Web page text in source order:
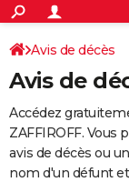
ACTUALITÉS
Politique
Société
Faits Divers
Education
Monde
Villes
+
SPORT
Coupe du monde
Football
Tennis
Cyclisme
Rugby
Forum
Programme TV
TNT
Streaming
Cinéma
Sorties cinéma
Musique
+FINANCE
Retraite
Epargne
Immobilier
Risques naturels
Banque
Assurance
AUTO
Avis de décès
Avis de
Accédez
ZAFFIROFF.
avis de décès ou
nom d'un défunt